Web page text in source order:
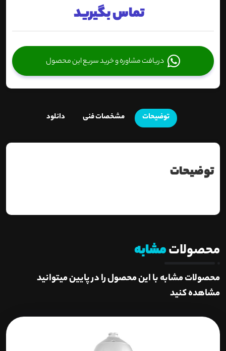
تماس بگیرید
دریافت مشاوره و خرید سریع این محصول
توضیحات مشخصات فنی دانلود
توضیحات
محصولاتمشابه
محصولات مشابه با این محصول را در پایین میتوانید
مشاهده کنید